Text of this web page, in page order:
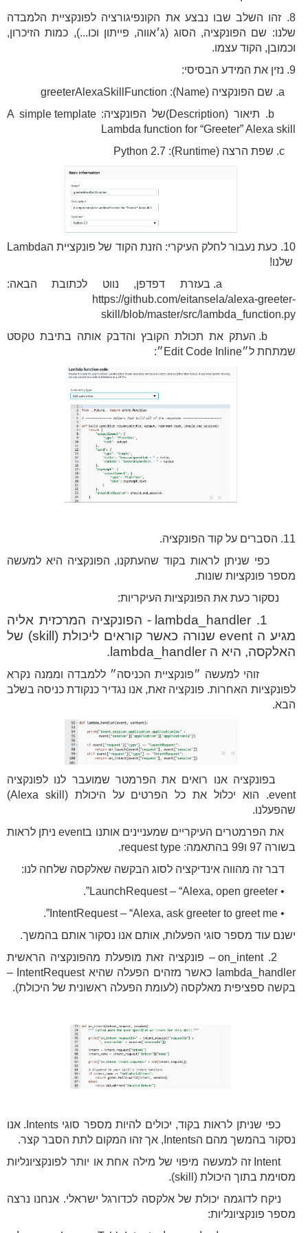
8. זהו השלב שבו נבצע את הקונפיגורציה לפונקציית הלמבדה
שלנו: שם הפונקציה, הסוג (ג׳אווה, פייתון וכו...), כמות הזיכרון,
וכמובן, הקוד עצמו.
9. נזין את המידע הבסיסי:
b. תיאור (Description)של הפונקציה: A simple template
Lambda function for “Greeter” Alexa skill
c. שפת הרצה (Runtime): Python 2.7
10. כעת נעבור לחלק העיקרי: הזנת הקוד של פונקציית הLambda
שלנו!
a. בעזרת דפדפן, נווט לכתובת הבאה:
https://github.com/eitansela/alexa-greeter-
skill/blob/master/src/lambda_function.py
b. העתק את תכולת הקובץ והדבק אותה בתיבת טקסט
שמתחת ל״Edit Code Inline״:
11. הסברים על קוד הפונקציה.
כפי שניתן לראות בקוד שהעתקנו, הפונקציה היא למעשה
מספר פונקציות שונות.
נסקור כעת את הפונקציות העיקריות:
1. lambda_handler - הפונקציה המרכזית אליה
מגיע ה event שנורה כאשר קוראים ליכולת (skill) של
האלקסה, היא ה lambda_handler.
זוהי למעשה ״פונקציית הכניסה״ ללמבדה וממנה נקרא
לפונקציות האחרות. פונקציה זאת, אנו נגדיר כנקודת כניסה בשלב
הבא.
בפונקציה אנו רואים את הפרמטר שמועבר לנו לפונקציה
event. הוא יכלול את כל הפרטים על היכולת (Alexa skill)
שהפעלנו.
את הפרמטרים העיקריים שמעניינים אותנו בevent ניתן לראות
בשורה 97 ו99 בהתאמה: request type.
דבר זה מהווה אינדיקציה לסוג הבקשה שאלקסה שלחה לנו:
• LaunchRequest – “Alexa, open greeter”.
• IntentRequest – “Alexa, ask greeter to greet me”.
ישנם עוד מספר סוגי הפעלות, אותם אנו נסקור אותם בהמשך.
2. on_intent – פונקציה זאת מופעלת מהפונקציה הראשית
lambda_handler כאשר מזהים הפעלה שהיא IntentRequest –
בקשה ספציפית מאלקסה (לעומת הפעלה ראשונית של היכולת).
כפי שניתן לראות בקוד, יכולים להיות מספר סוגי Intents. אנו
נסקור בהמשך מהם הIntents, אך זהו המקום לתת הסבר קצר.
Intent זה למעשה מיפוי של מילה אחת או יותר לפונקציונליות
מסוימת בתוך היכולת (skill).
ניקח לדוגמה יכולת של אלקסה לכדורגל ישראלי. אנחנו נרצה
מספר פונקציונליות: